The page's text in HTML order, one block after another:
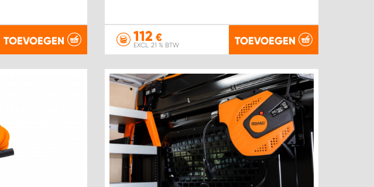
TOEVOEGEN 112 €
EXCL. 21 % BTW TOEVOEGEN